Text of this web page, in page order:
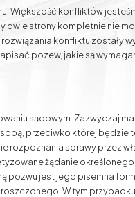
Większość konfliktów
strony kompletnie nie
konfliktu zostały
pozew, jakie są
sądowym. Zazwyczaj
przeciwko której
rozpoznania sprawy przez
żądanie
pozwu jest jego pisemna
W tym